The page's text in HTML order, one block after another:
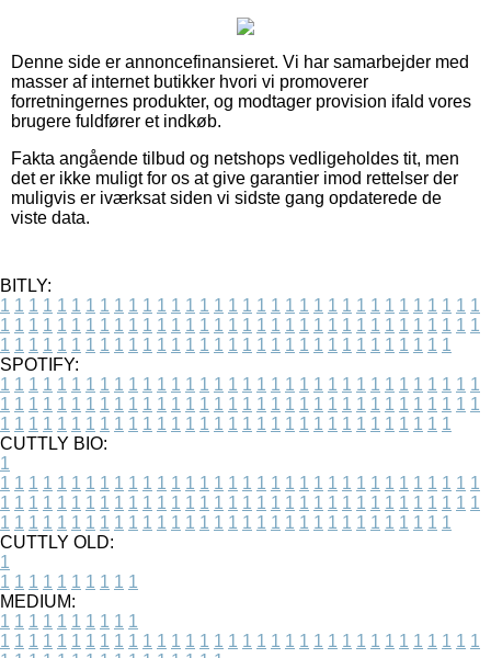
Denne side er annoncefinansieret. Vi har samarbejder med
masser af internet butikker hvori vi promoverer
forretningernes produkter, og modtager provision ifald vores
brugere fuldfører et indkøb.
Fakta angående tilbud og netshops vedligeholdes tit, men
det er ikke muligt for os at give garantier imod rettelser der
muligvis er iværksat siden vi sidste gang opdaterede de
viste data.
BITLY:
1 1 1 1 1 1 1 1 1 1 1 1 1 1 1 1 1 1 1 1 1 1 1 1 1 1 1 1 1 1 1 1 1 1
1 1 1 1 1 1 1 1 1 1 1 1 1 1 1 1 1 1 1 1 1 1 1 1 1 1 1 1 1 1 1 1 1 1
1 1 1 1 1 1 1 1 1 1 1 1 1 1 1 1 1 1 1 1 1 1 1 1 1 1 1 1 1 1 1 1
SPOTIFY:
1 1 1 1 1 1 1 1 1 1 1 1 1 1 1 1 1 1 1 1 1 1 1 1 1 1 1 1 1 1 1 1 1 1
1 1 1 1 1 1 1 1 1 1 1 1 1 1 1 1 1 1 1 1 1 1 1 1 1 1 1 1 1 1 1 1 1 1
1 1 1 1 1 1 1 1 1 1 1 1 1 1 1 1 1 1 1 1 1 1 1 1 1 1 1 1 1 1 1 1
CUTTLY BIO:
1
1 1 1 1 1 1 1 1 1 1 1 1 1 1 1 1 1 1 1 1 1 1 1 1 1 1 1 1 1 1 1 1 1 1
1 1 1 1 1 1 1 1 1 1 1 1 1 1 1 1 1 1 1 1 1 1 1 1 1 1 1 1 1 1 1 1 1 1
1 1 1 1 1 1 1 1 1 1 1 1 1 1 1 1 1 1 1 1 1 1 1 1 1 1 1 1 1 1 1 1
CUTTLY OLD:
1
1 1 1 1 1 1 1 1 1 1
MEDIUM:
1 1 1 1 1 1 1 1 1 1
1 1 1 1 1 1 1 1 1 1 1 1 1 1 1 1 1 1 1 1 1 1 1 1 1 1 1 1 1 1 1 1 1 1